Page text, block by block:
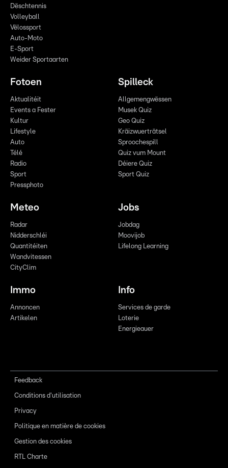
Dëschtennis
Volleyball
Vëlossport
Auto-Moto
E-Sport
Weider Sportaarten
Fotoen
Aktualitéit
Events a Fester
Kultur
Lifestyle
Auto
Télé
Radio
Sport
Pressphoto
Spilleck
Allgemengwëssen
Musek Quiz
Geo Quiz
Kräizwuerträtsel
Sproochespill
Quiz vum Mount
Déiere Quiz
Sport Quiz
Meteo
Radar
Nidderschléi
Quantitéiten
Wandvitessen
CityClim
Jobs
Jobdag
Moovijob
Lifelong Learning
Immo
Annoncen
Artikelen
Info
Services de garde
Loterie
Energieauer
Feedback
Conditions d'utilisation
Privacy
Politique en matière de cookies
Gestion des cookies
RTL Charte